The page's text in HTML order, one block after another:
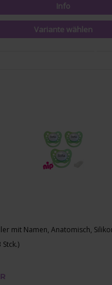
mit Namen, Anatomisch,